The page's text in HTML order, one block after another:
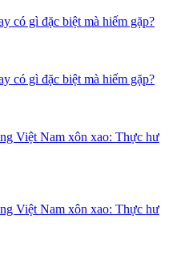
có gì đặc biệt mà hiếm gặp?
có gì đặc biệt mà hiếm gặp?
Việt Nam xôn xao: Thực hư
Việt Nam xôn xao: Thực hư